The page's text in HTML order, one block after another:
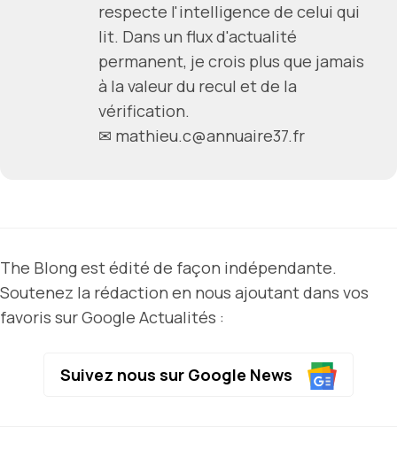
respecte l'intelligence de celui qui
lit. Dans un flux d'actualité
permanent, je crois plus que jamais
à la valeur du recul et de la
vérification.
✉ mathieu.c@annuaire37.fr
The Blong est édité de façon indépendante.
Soutenez la rédaction en nous ajoutant dans vos
favoris sur Google Actualités :
Suivez nous sur Google News